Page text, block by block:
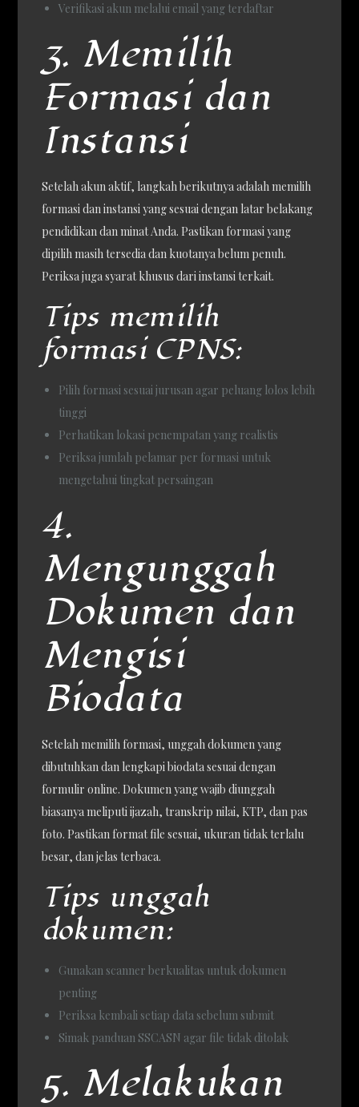
Verifikasi akun melalui email yang terdaftar
3. Memilih
Formasi dan
Instansi
Setelah akun aktif, langkah berikutnya adalah memilih
formasi dan instansi yang sesuai dengan latar belakang
pendidikan dan minat Anda. Pastikan formasi yang
dipilih masih tersedia dan kuotanya belum penuh.
Periksa juga syarat khusus dari instansi terkait.
Tips memilih
formasi CPNS:
Pilih formasi sesuai jurusan agar peluang lolos lebih
tinggi
Perhatikan lokasi penempatan yang realistis
Periksa jumlah pelamar per formasi untuk
mengetahui tingkat persaingan
4.
Mengunggah
Dokumen dan
Mengisi
Biodata
Setelah memilih formasi, unggah dokumen yang
dibutuhkan dan lengkapi biodata sesuai dengan
formulir online. Dokumen yang wajib diunggah
biasanya meliputi ijazah, transkrip nilai, KTP, dan pas
foto. Pastikan format file sesuai, ukuran tidak terlalu
besar, dan jelas terbaca.
Tips unggah
dokumen:
Gunakan scanner berkualitas untuk dokumen
penting
Periksa kembali setiap data sebelum submit
Simak panduan SSCASN agar file tidak ditolak
5. Melakukan